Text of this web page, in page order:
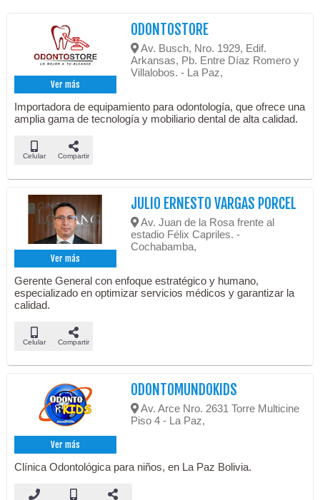
Ver más
ODONTOSTORE
Av. Busch, Nro. 1929, Edif.
Arkansas, Pb. Entre Díaz Romero y
Villalobos. - La Paz,
Importadora de equipamiento para odontología, que ofrece una
amplia gama de tecnología y mobiliario dental de alta calidad.
Celular Compartir
Ver más
JULIO ERNESTO VARGAS PORCEL
Av. Juan de la Rosa frente al
estadio Félix Capriles. -
Cochabamba,
Gerente General con enfoque estratégico y humano,
especializado en optimizar servicios médicos y garantizar la
calidad.
Celular Compartir
Ver más
ODONTOMUNDOKIDS
Av. Arce Nro. 2631 Torre Multicine
Piso 4 - La Paz,
Clínica Odontológica para niños, en La Paz Bolivia.